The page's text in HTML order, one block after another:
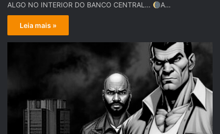
ALGO NO INTERIOR DO BANCO CENTRAL…
A…
Leia mais »